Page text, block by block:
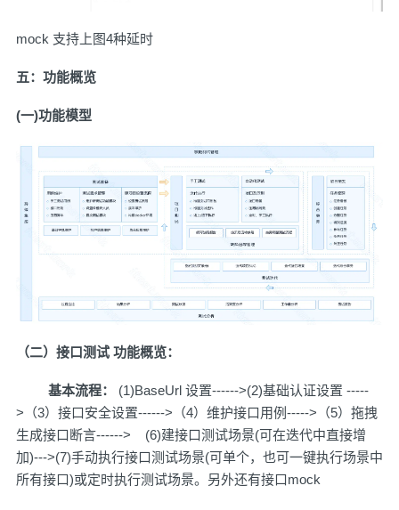
mock 支持上图4种延时
五：功能概览
(一)功能模型
（二）接口测试 功能概览：
基本流程：
(1)BaseUrl 设置------>(2)基础认证设置 -----
>（3）接口安全设置------>（4）维护接口用例----->（5）拖拽
生成接口断言------> (6)建接口测试场景(可在迭代中直接增
加)--->(7)手动执行接口测试场景(可单个，也可一键执行场景中
所有接口)或定时执行测试场景。另外还有接口mock